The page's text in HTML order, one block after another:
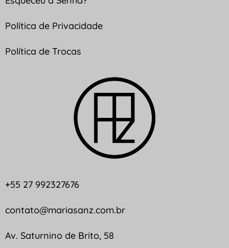
Política de Privacidade
Política de Trocas
+55 27 992327676
contato@mariasanz.com.br
Av. Saturnino de Brito, 58